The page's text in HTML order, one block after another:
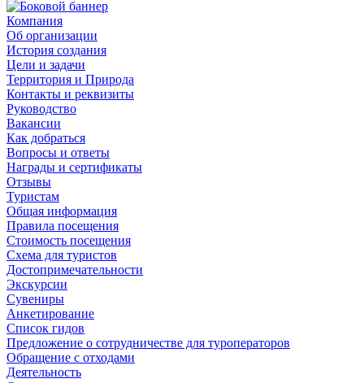
Компания
Об организации
История создания
Цели и задачи
Территория и Природа
Контакты и реквизиты
Руководство
Вакансии
Как добраться
Вопросы и ответы
Награды и сертификаты
Отзывы
Туристам
Общая информация
Правила посещения
Стоимость посещения
Схема для туристов
Достопримечательности
Экскурсии
Сувениры
Анкетирование
Список гидов
Предложение о сотрудничестве для туроператоров
Обращение с отходами
Деятельность